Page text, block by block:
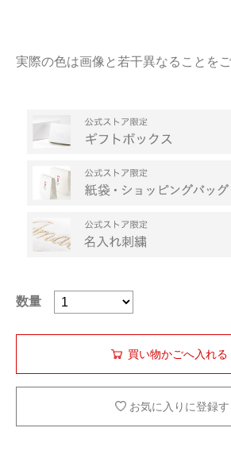
実際の色は画像と若干異なることを
数量
お気に入りに登録す